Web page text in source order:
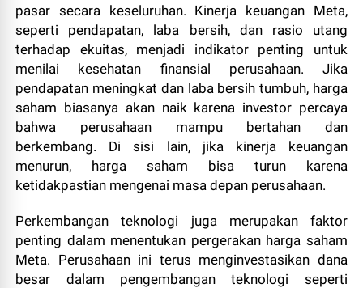
pasar secara keseluruhan. Kinerja keuangan Meta,
seperti pendapatan, laba bersih, dan rasio utang
terhadap ekuitas, menjadi indikator penting untuk
menilai kesehatan finansial perusahaan. Jika
pendapatan meningkat dan laba bersih tumbuh, harga
saham biasanya akan naik karena investor percaya
bahwa perusahaan mampu bertahan dan
berkembang. Di sisi lain, jika kinerja keuangan
menurun, harga saham bisa turun karena
ketidakpastian mengenai masa depan perusahaan.
Perkembangan teknologi juga merupakan faktor
penting dalam menentukan pergerakan harga saham
Meta. Perusahaan ini terus menginvestasikan dana
besar dalam pengembangan teknologi seperti